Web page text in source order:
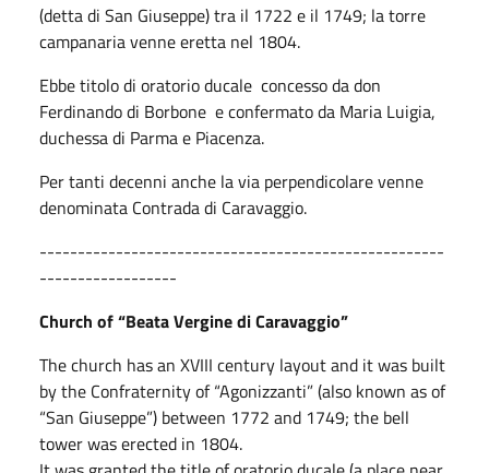
(detta di San Giuseppe) tra il 1722 e il 1749; la torre
campanaria venne eretta nel 1804.
Ebbe titolo di oratorio ducale concesso da don
Ferdinando di Borbone e confermato da Maria Luigia,
duchessa di Parma e Piacenza.
Per tanti decenni anche la via perpendicolare venne
denominata Contrada di Caravaggio.
-----------------------------------------------------
------------------
Church of “Beata Vergine di Caravaggio”
The church has an XVIII century layout and it was built
by the Confraternity of “Agonizzanti” (also known as of
“San Giuseppe”) between 1772 and 1749; the bell
tower was erected in 1804.